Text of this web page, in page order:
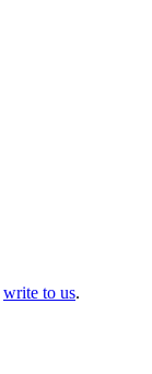
write to us.